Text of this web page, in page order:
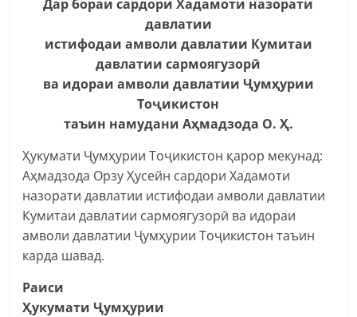
Дар бораи сардори Хадамоти назорати
давлатии
истифодаи амволи давлатии Кумитаи
давлатии сармоягузорӣ
ва идораи амволи давлатии Ҷумҳурии
Тоҷикистон
таъин намудани Аҳмадзода О. Ҳ.
Ҳукумати Ҷумҳурии Тоҷикистон қарор мекунад:
Аҳмадзода Орзу Ҳусейн сардори Хадамоти
назорати давлатии истифодаи амволи давлатии
Кумитаи давлатии сармоягузорӣ ва идораи
амволи давлатии Ҷумҳурии Тоҷикистон таъин
карда шавад.
Раиси
Ҳукумати Ҷумҳурии